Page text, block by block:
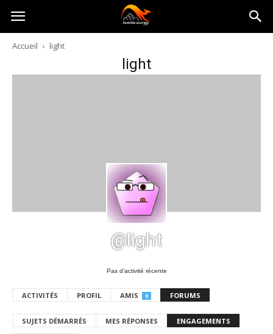
Australia-
australie.com
Accueil light
light
@light
Pas d’activité récente
ACTIVITÉS PROFIL AMIS 0 FORUMS
SUJETS DÉMARRÉS MES RÉPONSES ENGAGEMENTS